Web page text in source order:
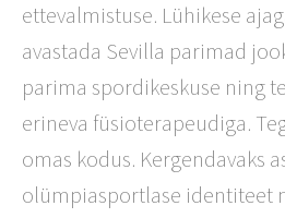
ettevalmistuse. Lühikese
avastada Sevilla parimad
parima spordikeskuse ning
erineva füsioterapeudiga.
omas kodus. Kergendavaks
olümpiasportlase identiteet